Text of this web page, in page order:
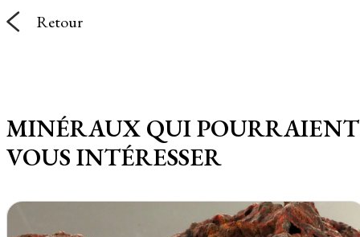
Retour
MINÉRAUX QUI POURRAIENT
VOUS INTÉRESSER